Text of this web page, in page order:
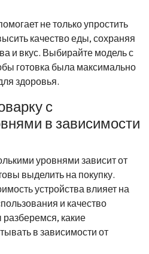
не только упростить
качество еды, сохраняя
и вкус. Выбирайте модель с
готовка была максимально
здоровья.
с
в зависимости
уровнями зависит от
выделить на покупку.
устройства влияет на
и качество
разберемся, какие
в зависимости от